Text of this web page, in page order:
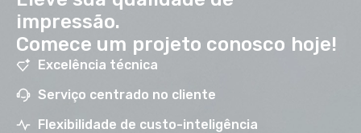
impressão.
Comece um projeto conosco hoje!
Excelência técnica
Serviço centrado no cliente
Flexibilidade de custo-inteligência